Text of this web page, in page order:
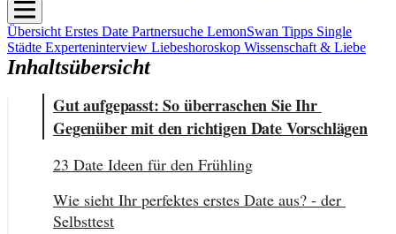
ÜbersichtErstes Date Partnersuche LemonSwan Tipps Single
Städte Experteninterview Liebeshoroskop Wissenschaft & Liebe
Inhaltsübersicht
Gut aufgepasst: So überraschen Sie Ihr
Gegenüber mit den richtigen Date Vorschlägen
23 Date Ideen für den Frühling
Wie sieht Ihr perfektes erstes Date aus? - der
Selbsttest